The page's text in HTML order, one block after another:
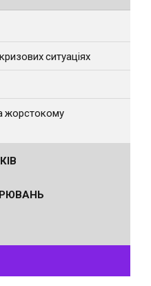
ситуаціях
жорстокому